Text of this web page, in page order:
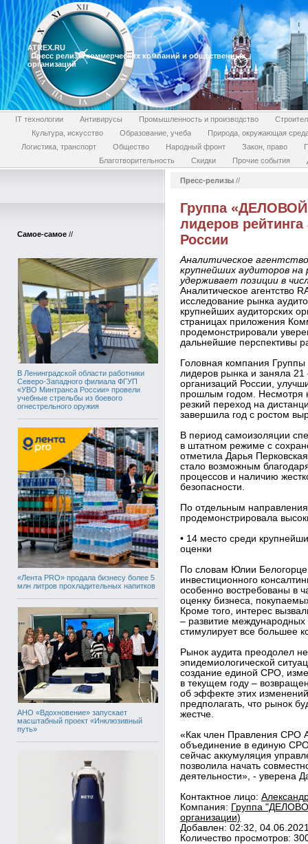
ATREX.RU
Пресс релизы коммерческих компаний и общественных
организаций
IT технологии Антивирусы Промышленность и производство
Культура, искусство
Образование, учеба
Природа, окружающая
Логистика, транспорт
Общество Народный фронт Закон, право
Благотворительность
Скидки Прочие события
Самое-самое //
В Ленинградской области работники
Северо-Западного филиала ФГУП
«УВО Минтранса России» провели
учебные стрельбы из боевого
огнестрельного оружия
«Лента PRO» продала бизнесу более 5
млн литров прохладительных напитков
АНО «Вдохновение» запускает
масштабный проект «Инклюзивный
путь»
Пресс-релизы //
Группа
лидеров
России
Аналитическое
крупнейших аудиторов на
удерживает позиции в
Аналитическое агентство
исследование рынка
крупнейших аудиторских
страницах приложения
продемонстрировали
дальнейшие перспективы
Головная компания
лидеров рынка и заняла 21
организаций России,
прошлым годом. Несмотря
резкий переход на
завершила год с ростом
В период самоизоляции
в штатном режиме с
отметила Дарья
стало возможным
процессов и наличию
безопасности.
По отдельным
продемонстрировала
• 14 место среди
оценки
По словам Юлии
инвестиционного
особенно востребованы в
оценку бизнеса,
Кроме того, интерес
– развитие международных
стимулирует все большее
Рынок аудита преодолел
эпидемиологической
создание единой СРО,
в текущем году –
об эффекте этих
предполагать, что рынок
жестче.
«Как член Правления СРО
объединение в единую
сейчас аккумуляция
позволила начать
деятельности», - уверена
Контактное лицо:
Компания: Группа
организации)
Добавлен: 02:32,
Количество просмотров: